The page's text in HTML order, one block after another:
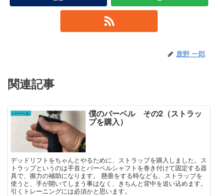
鹿野 一郎
関連記事
バーベル 僕のバーベル その2（ストラッ
プを購入）
デッドリフトをちゃんとやるために、ストラップを購入しました。ス
トラップというのは手首とバーベルシャフトを巻き付けて固定する器
具で、握力の補助になります。 懸垂をする時なども、ストラップを
使うと、手が開いてしまう事はなく、きちんと背中を追い込めます。
引くトレーニングには必須かと思います。